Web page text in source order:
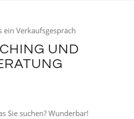
ein Verkaufsgespräch
UND
Sie suchen? Wunderbar!